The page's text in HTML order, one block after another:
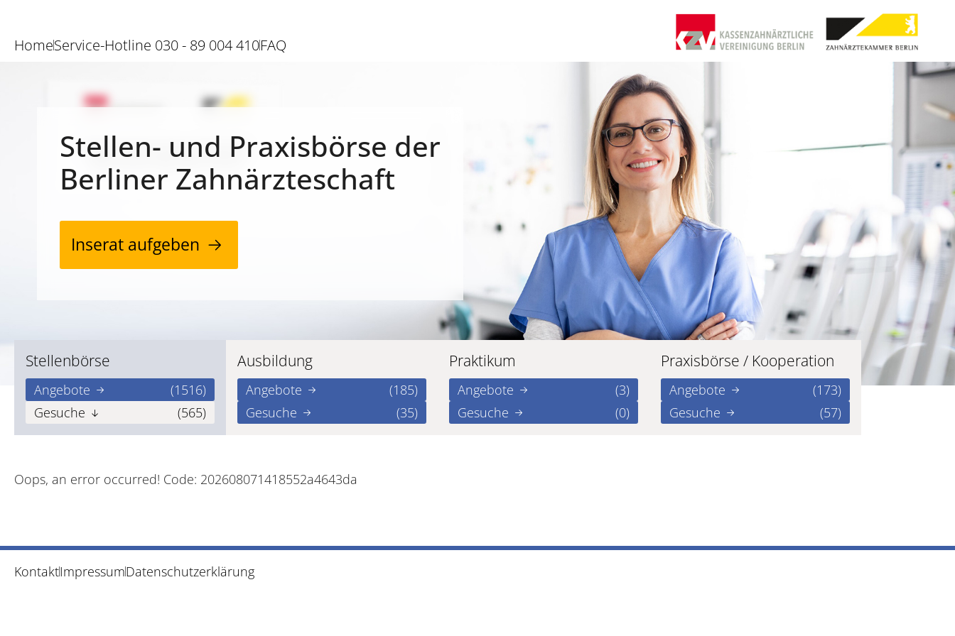
HomeService-Hotline 030 - 89 004 410FAQ
Stellen- und Praxisbörse der
Berliner Zahnärzteschaft
Inserat aufgeben
Stellenbörse
Angebote
(1516)
Gesuche
(565)
Ausbildung
Angebote
(185)
Gesuche
(35)
Praktikum
Angebote
(3)
Gesuche
(0)
Praxisbörse / Kooperation
Angebote
(173)
Gesuche
(57)
Oops, an error occurred! Code: 202608071418552a4643da
KontaktImpressumDatenschutzerklärung